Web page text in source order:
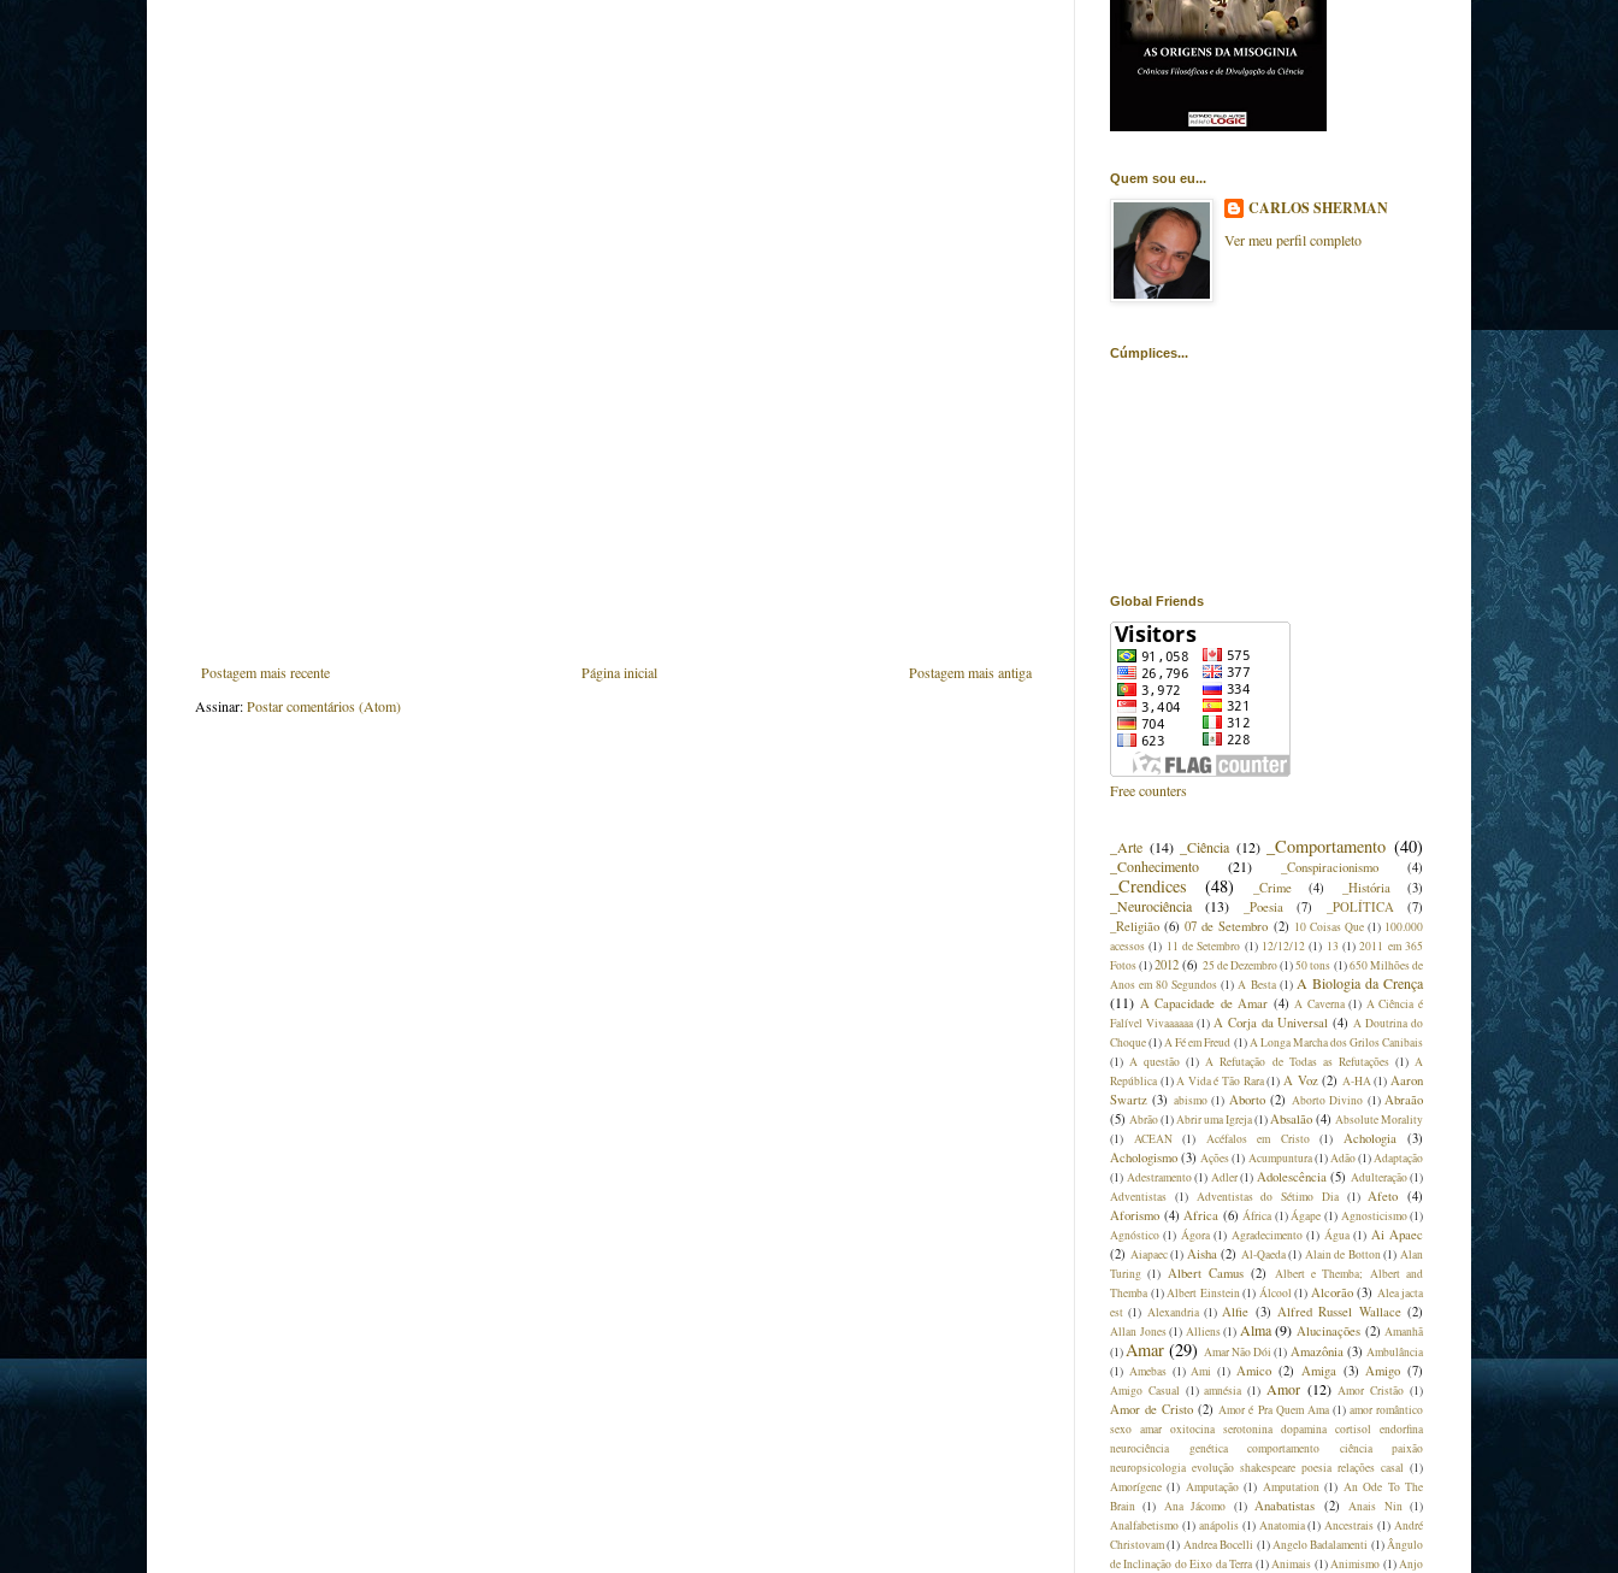
Postagem mais recente Postagem mais antiga
Página inicial
Assinar:Postar comentários (Atom)
Quem sou eu...
CARLOS SHERMAN
Ver meu perfil completo
Cúmplices...
Global Friends
Free counters
_Arte (14) _Ciência (12) _Comportamento (40)
_Conhecimento (21) _Conspiracionismo (4)
_Crendices (48) _Crime (4) _História (3)
_Neurociência (13) _Poesia (7) _POLÍTICA
(7)
_Religião (6) 07 de Setembro (2) 10 Coisas Que (1) 100.000
acessos (1) 11 de Setembro (1) 12/12/12 (1) 13 (1) 2011 em 365
Fotos(1)2012 (6) 25 de Dezembro(1)50 tons (1)650 Milhões de
Anos em 80 Segundos (1) A Besta (1) A Biologia da Crença
(11) A Capacidade de Amar (4) A Caverna (1) A Ciência é
Falível Vivaaaaaa (1) A Corja da Universal (4) A Doutrina do
Choque(1)A Fé em Freud (1)A Longa Marcha dos Grilos Canibais
(1) A questão (1) A Refutação de Todas as Refutações (1) A
República (1) A Vida é Tão Rara (1) A Voz (2) A-HA (1) Aaron
Swartz (3) abismo (1) Aborto (2) Aborto Divino (1) Abraão
(5) Abrão(1)Abrir uma Igreja(1)Absalão (4) Absolute Morality
(1)
ACEAN (1) Acéfalos em Cristo (1) Achologia
(3)
Achologismo (3) Ações(1) Acumpuntura(1)Adão(1)Adaptação
(1) Adestramento(1) Adler(1) Adolescência (5) Adulteração(1)
Adventistas (1) Adventistas do Sétimo Dia (1) Afeto (4)
Aforismo (4) Africa (6) África (1)Ágape (1) Agnosticismo(1)
Agnóstico (1) Ágora (1) Agradecimento (1) Água (1) Ai Apaec
(2) Aiapaec(1) Aisha (2) Al-Qaeda(1) Alain de Botton(1) Alan
Turing (1) Albert Camus (2)
Albert e Themba; Albert and
Themba (1)Albert Einstein(1) Álcool (1) Alcorão (3) Alea jacta
est (1) Alexandria (1) Alfie (3) Alfred Russel Wallace (2)
Allan Jones(1) Alliens(1) Alma (9) Alucinações (2) Amanhã
(1)Amar (29) Amar Não Dói (1) Amazônia (3) Ambulância
(1) Amebas (1) Ami (1) Amico (2) Amiga (3) Amigo (7)
Amigo Casual (1) amnésia (1) Amor (12) Amor Cristão (1)
Amor de Cristo (2) Amor é Pra Quem Ama (1) amor romântico
sexo amar oxitocina serotonina dopamina cortisol endorfina
neurociência genética comportamento ciência paixão
neuropsicologia evolução shakespeare poesia relações casal (1)
Amorígene (1) Amputação (1) Amputation (1) An Ode To The
Brain (1) Ana Jácomo (1) Anabatistas (2) Anais Nin (1)
Analfabetismo (1) anápolis (1) Anatomia (1) Ancestrais (1) André
Christovam(1) Andrea Bocelli (1)Angelo Badalamenti (1)Ângulo
de Inclinação do Eixo da Terra (1)Animais (1)Animismo (1)Anjo